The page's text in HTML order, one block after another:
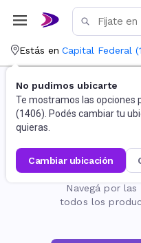
Estás en Capital Federal (
No pudimos ubicarte
Te mostramos las opciones
(1406). Podés cambiar tu
quieras.
cambiar ubicación
La
Navegá por
todos los